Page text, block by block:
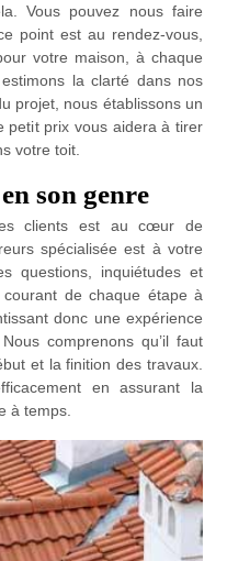
Vous pouvez nous faire
point est au rendez-vous,
votre maison, à chaque
la clarté dans nos
projet, nous établissons un
petit prix vous aidera à tirer
votre toit.
son genre
clients est au cœur de
spécialisée est à votre
questions, inquiétudes et
de chaque étape à
donc une expérience
comprenons qu’il faut
et la finition des travaux.
en assurant la
à temps.